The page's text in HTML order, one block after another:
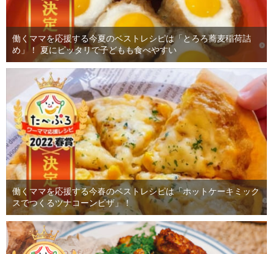
働くママを応援する今夏のベストレシピは「とろろ蕎麦稲荷詰
め」！ 夏にピッタリで子どもも食べやすい
働くママを応援する今春のベストレシピは「ホットケーキミック
スでつくるツナコーンピザ」！